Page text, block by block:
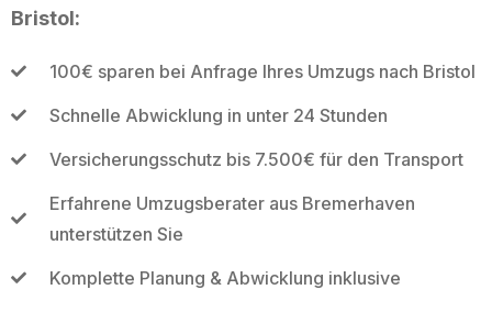
Bristol:
100€ sparen bei Anfrage Ihres Umzugs nach Bristol
Schnelle Abwicklung in unter 24 Stunden
Versicherungsschutz bis 7.500€ für den Transport
Erfahrene Umzugsberater aus Bremerhaven
unterstützen Sie
Komplette Planung & Abwicklung inklusive